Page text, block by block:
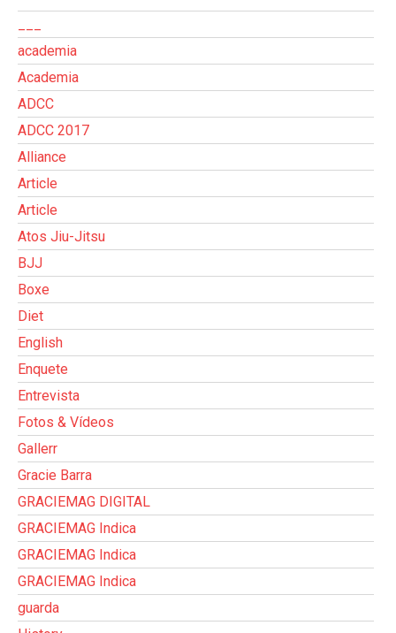
academia
Academia
ADCC
ADCC 2017
Alliance
Article
Article
Atos Jiu-Jitsu
BJJ
Boxe
Diet
English
Enquete
Entrevista
Fotos & Vídeos
Gallerr
Gracie Barra
GRACIEMAG DIGITAL
GRACIEMAG Indica
GRACIEMAG Indica
GRACIEMAG Indica
guarda